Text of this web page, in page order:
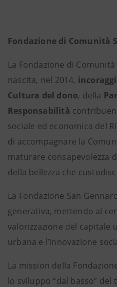
Fondazione di Comunità
La Fondazione di
nascita, nel 2014,
Cultura del dono, della
Responsabilità
sociale ed economica del
di accompagnare la
maturare consapevolezza
della bellezza che
La Fondazione San
generativa, mettendo al
valorizzazione del capitale
urbana e l’innovazione
La mission della
lo sviluppo “dal basso”